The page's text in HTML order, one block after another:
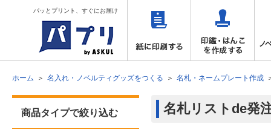
パッとプリント、すぐにお届け
ホーム 名入れ・ノベルティグッズをつくる 名札・ネームプレート作成
名札リストde発
商品タイプで絞り込む